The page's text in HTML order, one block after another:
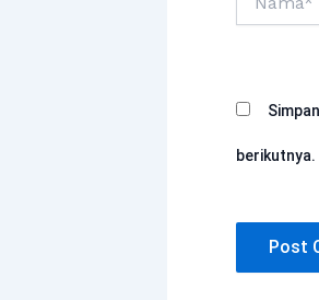
berikutnya.